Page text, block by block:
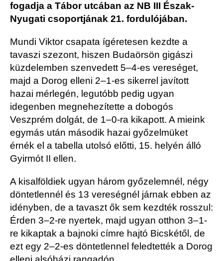
fogadja a Tábor utcában az NB III Észak-
Nyugati csoportjának 21. fordulójában.
Mundi Viktor csapata ígéretesen kezdte a
tavaszi szezont, hiszen Budaörsön gigászi
küzdelemben szenvedett 5–4-es vereséget,
majd a Dorog elleni 2–1-es sikerrel javított
hazai mérlegén, legutóbb pedig ugyan
idegenben megnehezítette a dobogós
Veszprém dolgát, de 1–0-ra kikapott. A mieink
egymás után második hazai győzelmüket
érnék el a tabella utolsó előtti, 15. helyén álló
Gyirmót II ellen.
A kisalföldiek ugyan három győzelemnél, négy
döntetlennél és 13 vereségnél járnak ebben az
idényben, de a tavaszt ők sem kezdték rosszul:
Érden 3–2-re nyertek, majd ugyan otthon 3–1-
re kikaptak a bajnoki címre hajtó Bicskétől, de
ezt egy 2–2-es döntetlennel feledtették a Dorog